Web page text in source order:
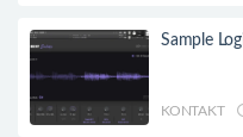
Sample
KONTAKT